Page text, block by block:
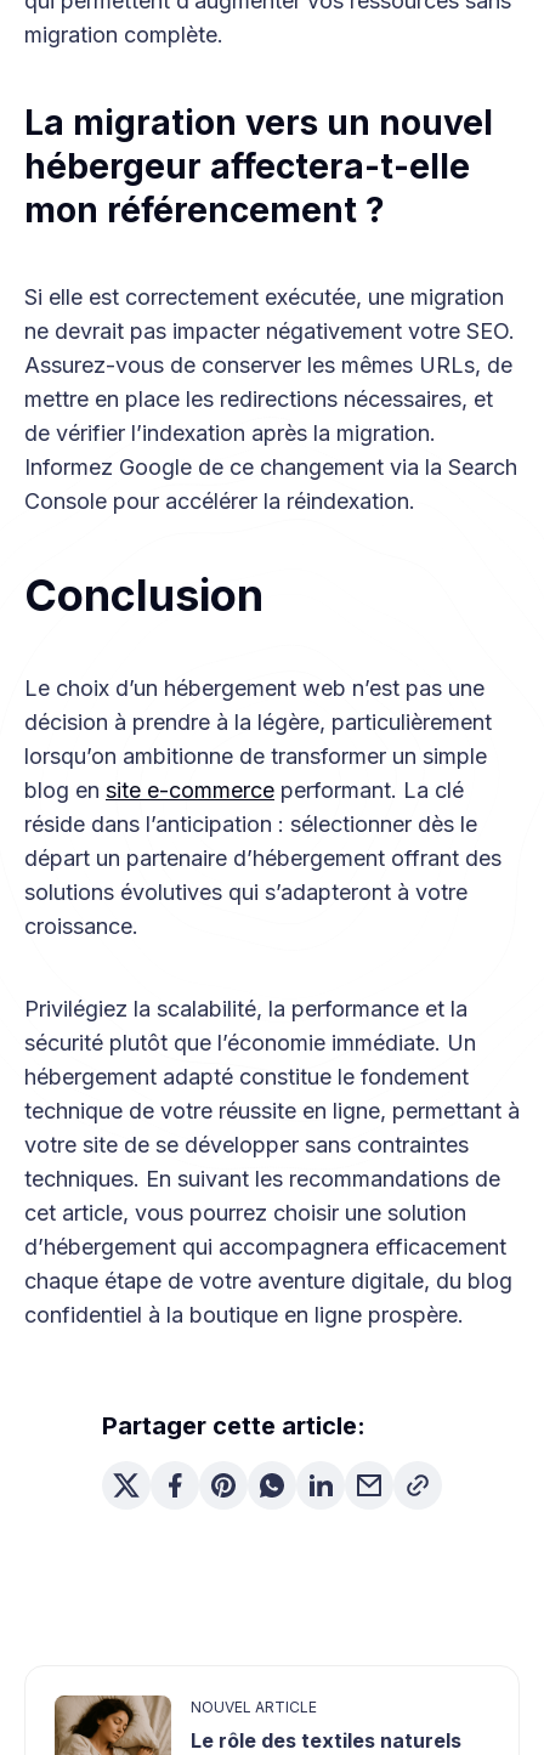
migration complète.
La migration vers un nouvel
hébergeur affectera-t-elle
mon référencement ?
Si elle est correctement exécutée, une migration
ne devrait pas impacter négativement votre SEO.
Assurez-vous de conserver les mêmes URLs, de
mettre en place les redirections nécessaires, et
de vérifier l’indexation après la migration.
Informez Google de ce changement via la Search
Console pour accélérer la réindexation.
Conclusion
Le choix d’un hébergement web n’est pas une
décision à prendre à la légère, particulièrement
lorsqu’on ambitionne de transformer un simple
blog en site e-commerce performant. La clé
réside dans l’anticipation : sélectionner dès le
départ un partenaire d’hébergement offrant des
solutions évolutives qui s’adapteront à votre
croissance.
Privilégiez la scalabilité, la performance et la
sécurité plutôt que l’économie immédiate. Un
hébergement adapté constitue le fondement
technique de votre réussite en ligne, permettant à
votre site de se développer sans contraintes
techniques. En suivant les recommandations de
cet article, vous pourrez choisir une solution
d’hébergement qui accompagnera efficacement
chaque étape de votre aventure digitale, du blog
confidentiel à la boutique en ligne prospère.
Partager cette article:
NOUVEL ARTICLE
Le rôle des textiles naturels